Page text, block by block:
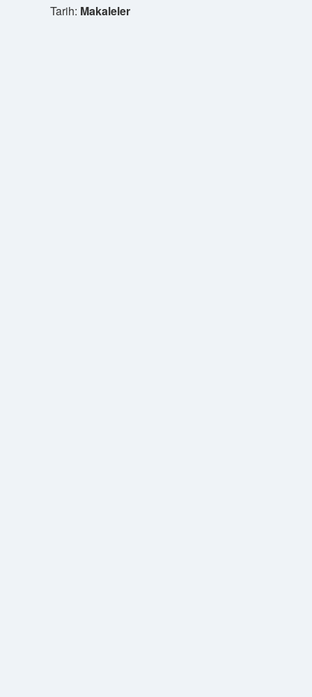
Tarih: Makaleler